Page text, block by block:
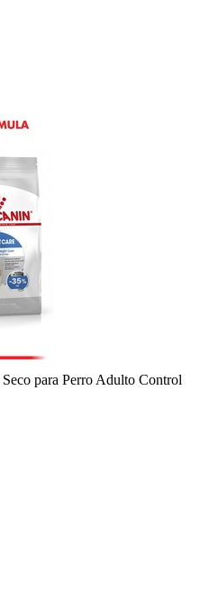
para Perro Adulto Control